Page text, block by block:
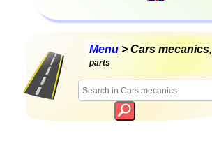
Menu> Cars mecanics,
parts